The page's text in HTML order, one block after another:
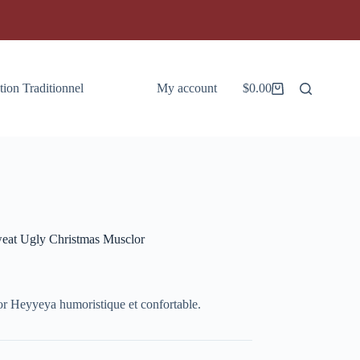
Traditionnel My account
Panier
$0.00
Ugly Christmas Musclor
Heyyeya humoristique et confortable.